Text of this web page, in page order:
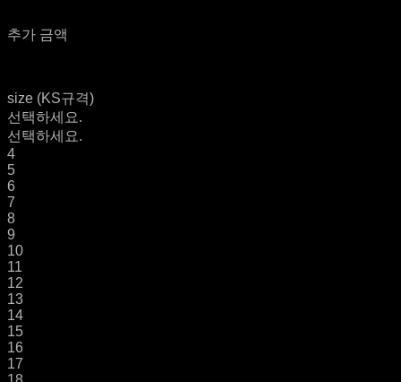
추가 금액
size (KS규격)
선택하세요.
선택하세요.
4
5
6
7
8
9
10
11
12
13
14
15
16
17